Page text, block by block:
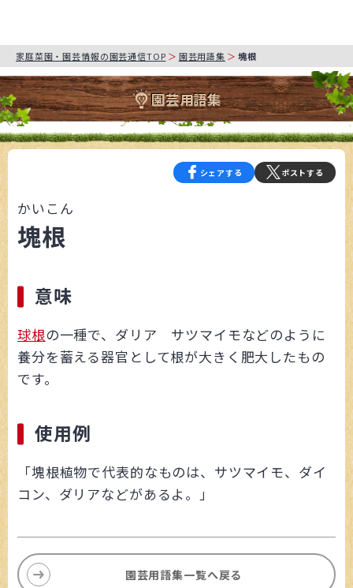
家庭菜園・園芸情報の園芸通信TOP 園芸用語集 塊根
園芸用語集
シェアする ポストする
かいこん
塊根
意味
球根の一種で、ダリア サツマイモなどのように
養分を蓄える器官として根が大きく肥大したもの
です。
使用例
「塊根植物で代表的なものは、サツマイモ、ダイ
コン、ダリアなどがあるよ。」
園芸用語集一覧へ戻る